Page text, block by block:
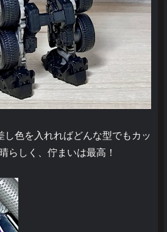
色を入れればどんな型でもカッ
らしく、佇まいは最高！